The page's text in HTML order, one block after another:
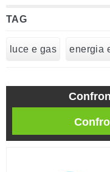
TAG
luce e gas energia